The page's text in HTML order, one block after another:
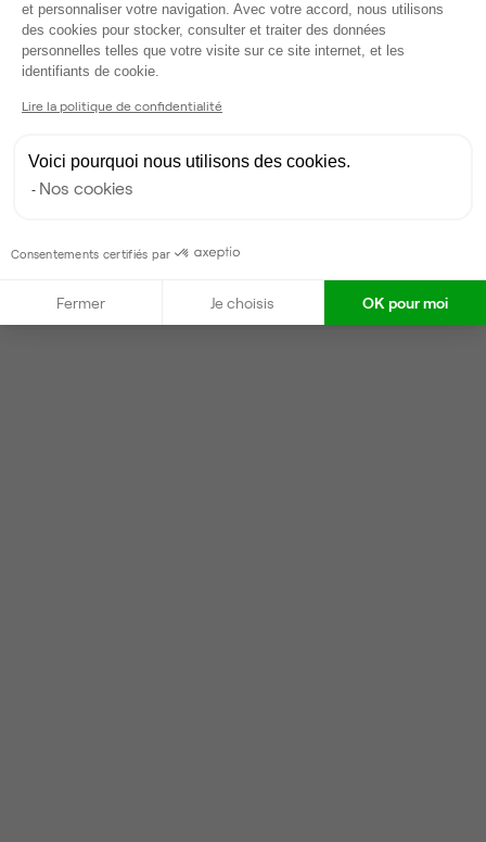
Gestionnaire de l'espace
Répond dans la journée
Taux de réponse : 80%
et personnaliser votre navigation. Avec votre accord, nous utilisons
des cookies pour stocker, consulter et traiter des données
personnelles telles que votre visite sur ce site internet, et les
identifiants de cookie.
Lire la politique de confidentialité
Voici pourquoi nous utilisons des cookies.
Nos cookies
Consentements certifiés par
Fermer Je choisis OK pour moi